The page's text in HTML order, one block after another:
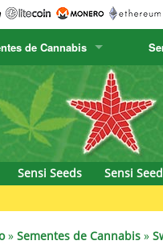
de Cannabis
CBD Crew
Chronic & Caviar
Delicious Seeds
Dr. Underground
Flora
Sensi Seeds
Sensi
» Sementes de Cannabis »